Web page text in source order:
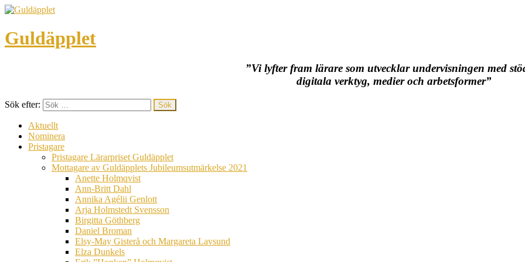
Guldäpplet
”Vi lyfter fram lärare som utvecklar undervisningen med
digitala verktyg, medier och arbetsformer”
Sök efter:
Aktuellt
Nominera
Pristagare
Pristagare Lärarpriset Guldäpplet
Mottagare av Guldäpplets Jubileumsutmärkelse 2021
Anette Holmqvist
Ann-Britt Dahl
Annika Agélii Genlott
Arja Holmstedt Svensson
Birgitta Göthberg
Daniel Broman
Elsy-May Gisterå och Margareta Lavsund
Elza Dunkels